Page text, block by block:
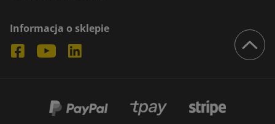
Informacja o sklepie